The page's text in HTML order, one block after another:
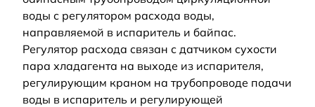
воды с регулятором расхода воды,
направляемой в испаритель и байпас.
Регулятор расхода связан с датчиком сухости
пара хладагента на выходе из испарителя,
регулирующим краном на трубопроводе подачи
воды в испаритель и регулирующей